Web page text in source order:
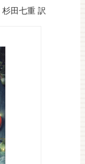
杉田七重 訳